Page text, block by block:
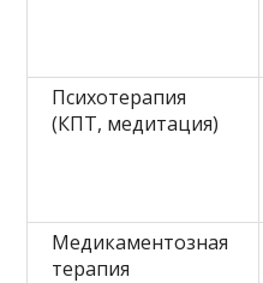
Психотерапия
(КПТ, медитация)
Медикаментозная
терапия